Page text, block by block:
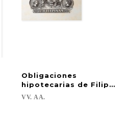
Obligaciones
hipotecarias de Filipinas
VV. AA.